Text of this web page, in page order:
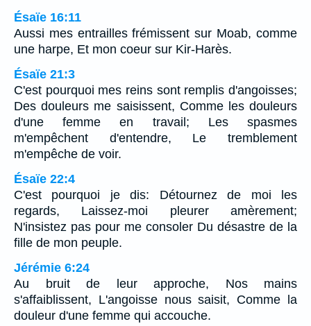
Ésaïe 16:11
Aussi mes entrailles frémissent sur Moab, comme
une harpe, Et mon coeur sur Kir-Harès.
Ésaïe 21:3
C'est pourquoi mes reins sont remplis d'angoisses;
Des douleurs me saisissent, Comme les douleurs
d'une femme en travail; Les spasmes
m'empêchent d'entendre, Le tremblement
m'empêche de voir.
Ésaïe 22:4
C'est pourquoi je dis: Détournez de moi les
regards, Laissez-moi pleurer amèrement;
N'insistez pas pour me consoler Du désastre de la
fille de mon peuple.
Jérémie 6:24
Au bruit de leur approche, Nos mains
s'affaiblissent, L'angoisse nous saisit, Comme la
douleur d'une femme qui accouche.